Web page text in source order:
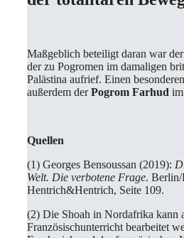
Maßgeblich beteiligt daran war der
der zu Pogromen im damaligen
Palästina aufrief. Einen
außerdem derPogrom Farhud
Quellen
(1) Georges Bensoussan (2019):
Welt. Die verbotene Frage.
Hentrich&Hentrich, Seite 109.
(2) Die Shoah in Nordafrika kann
Französischunterricht bearbeitet